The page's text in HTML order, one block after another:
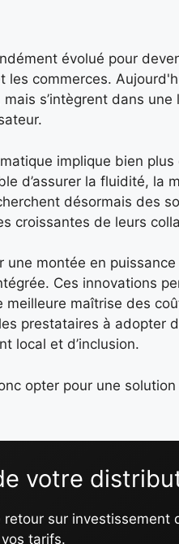
évolué pour
commerces.
s’intègrent dans
implique bien
d’assurer la fluidité, la
désormais des
croissantes de leurs
une montée en
Ces innovations
maîtrise des
prestataires à adopter
local et d’inclusion.
opter pour une
votre
sur
tarifs.